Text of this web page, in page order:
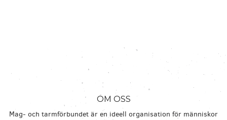
OM OSS
Mag- och tarmförbundet är en ideell organisation för människor